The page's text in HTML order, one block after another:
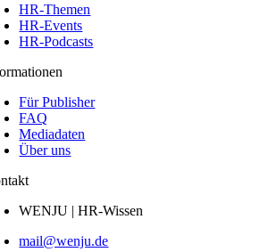
HR-Themen
HR-Events
HR-Podcasts
Für Publisher
FAQ
Mediadaten
Über uns
WENJU | HR-Wissen
mail@wenju.de